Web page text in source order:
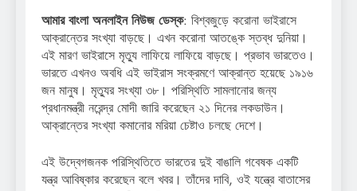
আমার বাংলা অনলাইন নিউজ ডেস্ক: বিশ্বজুড়ে করোনা ভাইরাসে
আক্রান্তের সংখ্যা বাড়ছে। এখন করোনা আতঙ্কে স্তব্ধ দুনিয়া।
এই মারণ ভাইরাসে মৃত্যু লাফিয়ে লাফিয়ে বাড়ছে। প্রভাব ভারতেও।
ভারতে এখনও অবধি এই ভাইরাস সংক্রমণে আক্রান্ত হয়েছে ১৯১৬
জন মানুষ। মৃত্যুর সংখ্যা ৩৮। পরিস্থিতি সামলানোর জন্য
প্রধানমন্ত্রী নরেন্দ্র মোদী জারি করেছেন ২১ দিনের লকডাউন।
আক্রান্তের সংখ্যা কমানোর মরিয়া চেষ্টাও চলছে দেশে।
এই উদ্বেগজনক পরিস্থিতিতে ভারতের দুই বাঙালি গবেষক একটি
যন্ত্র আবিষ্কার করেছেন বলে খবর। তাঁদের দাবি, ওই যন্ত্রে বাতাসের